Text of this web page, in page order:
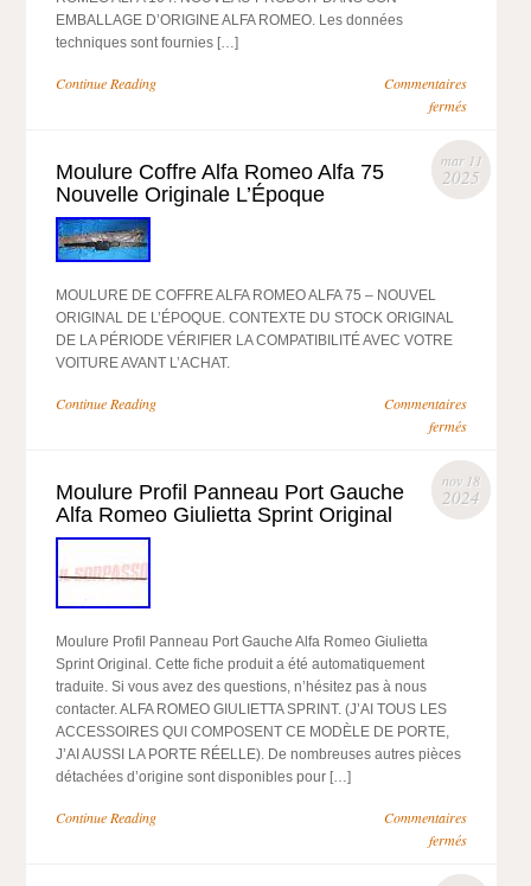
EMBALLAGE D’ORIGINE ALFA ROMEO. Les données
techniques sont fournies […]
Continue Reading
Commentaires
fermés
mar 11
2025
Moulure Coffre Alfa Romeo Alfa 75
Nouvelle Originale L’Époque
MOULURE DE COFFRE ALFA ROMEO ALFA 75 – NOUVEL
ORIGINAL DE L’ÉPOQUE. CONTEXTE DU STOCK ORIGINAL
DE LA PÉRIODE VÉRIFIER LA COMPATIBILITÉ AVEC VOTRE
VOITURE AVANT L’ACHAT.
Continue Reading
Commentaires
fermés
nov 18
2024
Moulure Profil Panneau Port Gauche
Alfa Romeo Giulietta Sprint Original
Moulure Profil Panneau Port Gauche Alfa Romeo Giulietta
Sprint Original. Cette fiche produit a été automatiquement
traduite. Si vous avez des questions, n’hésitez pas à nous
contacter. ALFA ROMEO GIULIETTA SPRINT. (J’AI TOUS LES
ACCESSOIRES QUI COMPOSENT CE MODÈLE DE PORTE,
J’AI AUSSI LA PORTE RÉELLE). De nombreuses autres pièces
détachées d’origine sont disponibles pour […]
Continue Reading
Commentaires
fermés